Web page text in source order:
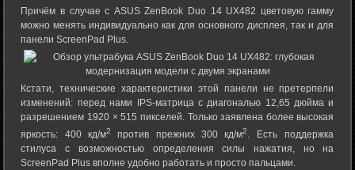
Причём в случае с ASUS ZenBook Duo 14 UX482 цветовую гамму
можно менять индивидуально как для основного дисплея, так и для
панели ScreenPad Plus.
Кстати, технические характеристики этой панели не претерпели
изменений: перед нами IPS-матрица с диагональю 12,65 дюйма и
разрешением 1920 × 515 пикселей. Только заявлена более высокая
яркость: 400 кд/м2против прежних 300 кд/м2
. Есть поддержка
стилуса с возможностью определения силы нажатия, но на
ScreenPad Plus вполне удобно работать и просто пальцами.